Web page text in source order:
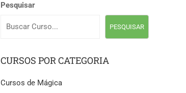
Pesquisar
PESQUISAR
CURSOS POR CATEGORIA
Cursos de Mágica